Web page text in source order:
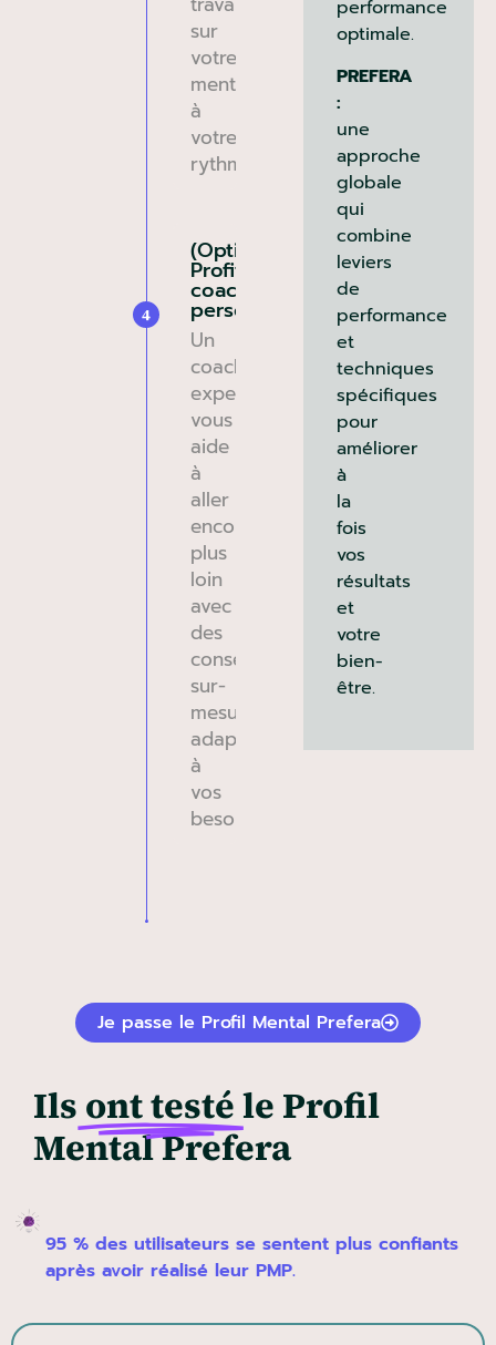
sur
votre
mental,
à
votre
rythme.
4
(Optionnel)
Profitez d’un
coaching
personnalisé
Un
coach
expert
vous
aide
à
aller
encore
plus
loin
avec
des
conseils
sur-
mesure
adaptés
à
vos
besoins.
performance
optimale.
PREFERA
:
une
approche
globale
qui
combine
leviers
de
performance
et
techniques
spécifiques
pour
améliorer
à
la
fois
vos
résultats
et
votre
bien-
être.
Je passe le Profil Mental Prefera
Ils ont testéle Profil
Mental Prefera
95 % des utilisateurs se sentent plus confiants
après avoir réalisé leur PMP.